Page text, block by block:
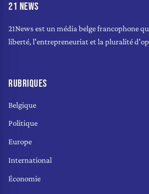
21 NEWS
21News est un média belge francophone
liberté, l'entrepreneuriat et la pluralité
RUBRIQUES
Belgique
Politique
Europe
International
Économie